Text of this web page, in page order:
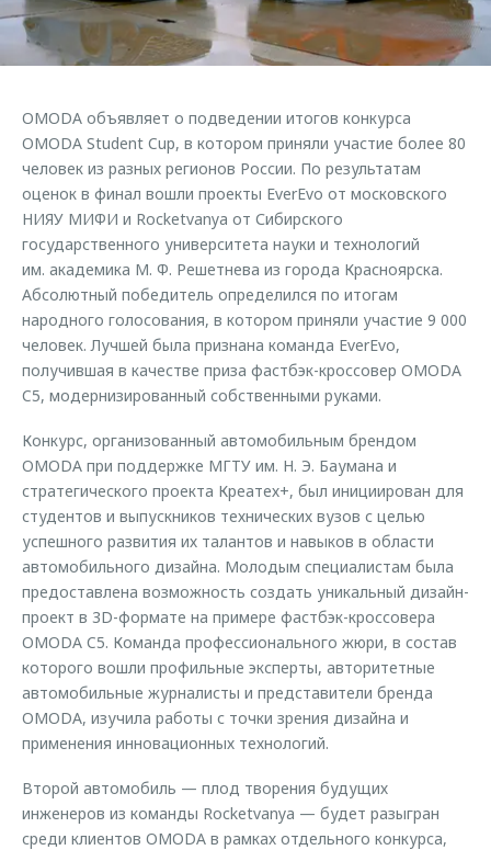
Страхование
Кредитный калькулятор
Одежда и сувениры
Оригинальные аксессуары
Запчасти
Трейд-ин
Калькулятор трейд-ин
Клиентская поддержка
O&J Автоклуб
Приложение O&J
Аксессуары
Одежда и сувениры
Оригинальные аксессуары
Запчасти
Обратная связь
OMODA объявляет о подведении итогов конкурса
OMODA Student Cup, в котором приняли участие более 80
человек из разных регионов России. По результатам
оценок в финал вошли проекты EverEvo от московского
НИЯУ МИФИ и Rocketvanya от Сибирского
государственного университета науки и технологий
им. академика М. Ф. Решетнева из города Красноярска.
Абсолютный победитель определился по итогам
народного голосования, в котором приняли участие 9 000
человек. Лучшей была признана команда EverEvo,
получившая в качестве приза фастбэк-кроссовер OMODA
C5, модернизированный собственными руками.
Конкурс, организованный автомобильным брендом
OMODA при поддержке МГТУ им. Н. Э. Баумана и
стратегического проекта Креатех+, был инициирован для
студентов и выпускников технических вузов с целью
успешного развития их талантов и навыков в области
автомобильного дизайна. Молодым специалистам была
предоставлена возможность создать уникальный дизайн-
проект в 3D-формате на примере фастбэк-кроссовера
OMODA C5. Команда профессионального жюри, в состав
которого вошли профильные эксперты, авторитетные
автомобильные журналисты и представители бренда
OMODA, изучила работы с точки зрения дизайна и
применения инновационных технологий.
Второй автомобиль — плод творения будущих
инженеров из команды Rocketvanya — будет разыгран
среди клиентов OMODA в рамках отдельного конкурса,